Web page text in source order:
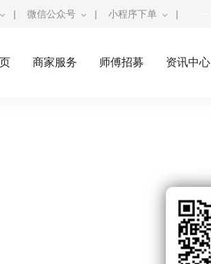
| 微信公众号 | 小程序下单 |
商家服务 师傅招募 资讯中心